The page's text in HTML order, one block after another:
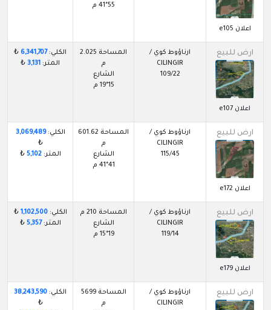
اعلان e105
55*41 م
ارض للبيع
اعلان e107
ارناؤوط كوي /
CILINGIR
109/22
المساحة 2.025
م
الشارع
15*19 م
الكلي:6,341,707
₺
المتر: 3,131
₺
ارض للبيع
اعلان e172
ارناؤوط كوي /
CILINGIR
115/45
المساحة 601.62
م
الشارع
41*41 م
الكلي:3,069,489
₺
المتر:5,102
₺
ارض للبيع
اعلان e179
ارناؤوط كوي /
CILINGIR
119/14
المساحة 210 م
الشارع
19*15 م
الكلي:1,102,500
₺
المتر:5,357
₺
ارض للبيع
ارناؤوط كوي /
CILINGIR
المساحة 5699
م
الكلي: 38,243,590
₺